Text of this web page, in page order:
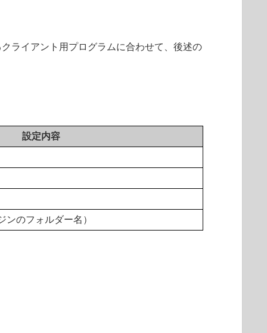
ライアント用プログラムに合わせて、後述の
設定内容
ンのフォルダー名）